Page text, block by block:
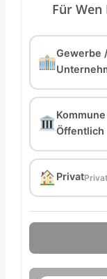
Für
Gewerbe /
Öffentlich
Privat